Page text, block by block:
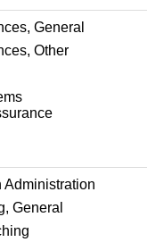
General
Other
General